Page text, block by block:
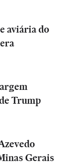
aviária do
Trump
Gerais